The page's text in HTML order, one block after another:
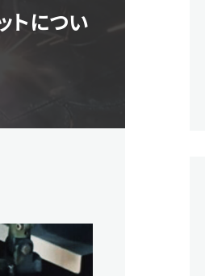
トについ